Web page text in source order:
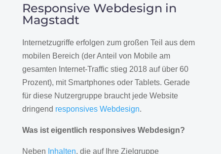
Responsive Webdesign in
Magstadt
Internetzugriffe erfolgen zum großen Teil aus dem
mobilen Bereich (der Anteil von Mobile am
gesamten Internet-Traffic stieg 2018 auf über 60
Prozent), mit Smartphones oder Tablets. Gerade
für diese Nutzergruppe braucht jede Website
dringend responsives Webdesign.
Was ist eigentlich responsives Webdesign?
Neben Inhalten, die auf Ihre Zielgruppe